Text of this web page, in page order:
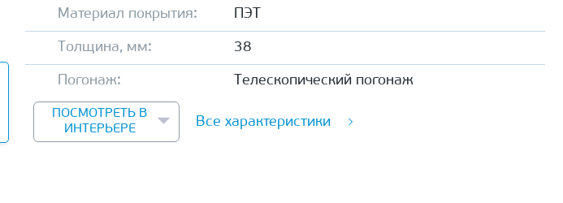
Материал покрытия: ПЭТ
Толщина, мм: 38
Погонаж: Телескопический погонаж
ПОСМОТРЕТЬ В
ИНТЕРЬЕРЕ
Все характеристики